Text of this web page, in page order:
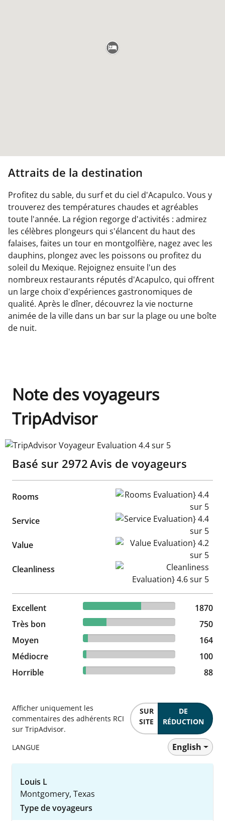
Attraits de la destination
Profitez du sable, du surf et du ciel d'Acapulco. Vous y
trouverez des températures chaudes et agréables
toute l'année. La région regorge d'activités : admirez
les célèbres plongeurs qui s'élancent du haut des
falaises, faites un tour en montgolfière, nagez avec les
dauphins, plongez avec les poissons ou profitez du
soleil du Mexique. Rejoignez ensuite l'un des
nombreux restaurants réputés d'Acapulco, qui offrent
un large choix d'expériences gastronomiques de
qualité. Après le dîner, découvrez la vie nocturne
animée de la ville dans un bar sur la plage ou une boîte
de nuit.
Note des voyageurs
TripAdvisor
TripAdvisor Voyageur Evaluation 4.4 sur 5
Basé sur 2972Avis de voyageurs
Rooms Rooms Evaluation} 4.4 sur 5
Service Service Evaluation} 4.4 sur 5
Value Value Evaluation} 4.2 sur 5
Cleanliness Cleanliness Evaluation} 4.6
Excellent 62.92% reviewed Excellent
1870 reviews
1870
Très bon
25.24% reviewed Très bon
750 reviews
750
Moyen
5.52% reviewed Moyen
164 reviews
164
Médiocre
3.36% reviewed Médiocre
100 reviews
100
Horrible
2.96% reviewed Horrible
88 reviews 88
Afficher uniquement les
commentaires des adhérents RCI
sur TripAdvisor.
SUR
SITE
DE
RÉDUCTION
LANGUE English
Louis L
Montgomery, Texas
Type de voyageurs